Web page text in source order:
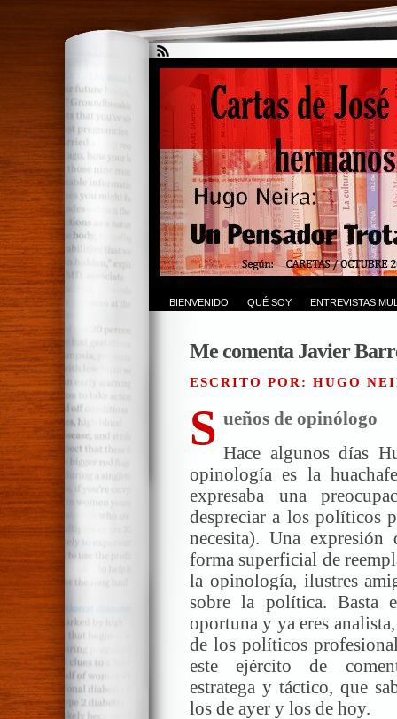
BIENVENIDO QUÉ SOY ENTREVISTAS
Me comenta Javier
ESCRITO POR: HUGO
S ueños de opinólogo
Hace algunos días
opinología es la
expresaba una
despreciar a los políticos
necesita). Una expresión
forma superficial de
la opinología, ilustres
sobre la política. Basta
oportuna y ya eres
de los políticos
este ejército de
estratega y táctico, que
los de ayer y los de hoy.